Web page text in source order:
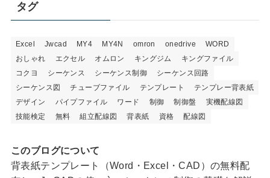
タグ
Excel Jwcad MY4 MY4N omron onedrive
WORD
おしゃれ
エクセル オムロン キングジム
キングファイル
コクヨ
シーケンス シーケンス制御
シーケンス回路
シーケンス図
チューブファイル テンプレート
テンプレー背表紙
デザイン
パイプファイル ワード 制御 制御盤
実機配線図
技能検定
無料 組立配線図 背表紙 資格 配線図
このブログについて
背表紙テンプレート（Word・Excel・CAD）の無料配